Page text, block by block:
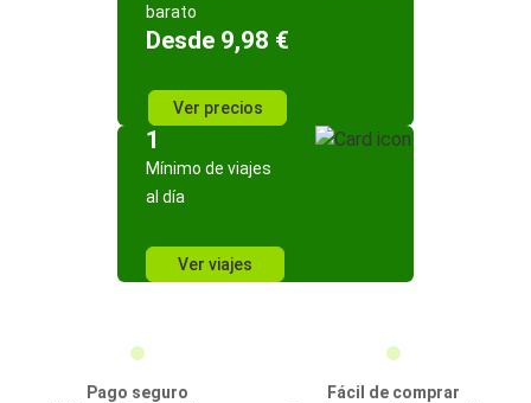
barato
Desde 9,98 €
Ver precios
1
Mínimo de viajes
al día
Ver viajes
Pago seguro
Fácil de comprar